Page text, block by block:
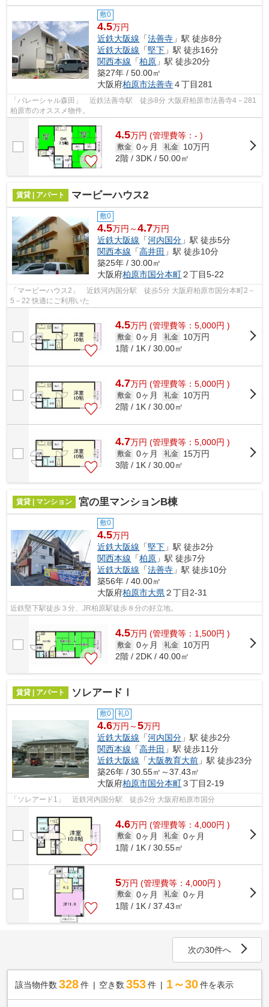
敷0
4.5万円
近鉄大阪線 「法善寺 」駅 徒歩8分
近鉄大阪線 「堅下 」駅 徒歩16分
関西本線 「柏原 」駅 徒歩20分
築27年 / 50.00㎡
大阪府柏原市法善寺４丁目281
「パレーシャル森田」 近鉄法善寺駅 徒歩8分 大阪府柏原市法善寺4－281
柏原市のオススメ物件。
4.5万円 (管理費等：- )
敷金 0ヶ月 礼金
10万円
2階 / 3DK / 50.00㎡
賃貸 | アパート マービーハウス2
敷0
4.5万円～4.7万円
近鉄大阪線 「河内国分 」駅 徒歩5分
関西本線 「高井田 」駅 徒歩10分
築25年 / 30.00㎡
大阪府柏原市国分本町２丁目5-22
「マービーハウス2」 近鉄河内国分駅 徒歩5分 大阪府柏原市国分本町2－
5－22 快適にご利用いた
4.5万円 (管理費等：5,000円 )
敷金 0ヶ月 礼金
10万円
1階 / 1K / 30.00㎡
4.7万円 (管理費等：5,000円 )
敷金 0ヶ月 礼金
10万円
2階 / 1K / 30.00㎡
4.7万円 (管理費等：5,000円 )
敷金 0ヶ月 礼金
15万円
3階 / 1K / 30.00㎡
賃貸 | マンション 宮の里マンションB棟
敷0
4.5万円
近鉄大阪線 「堅下 」駅 徒歩2分
関西本線 「柏原 」駅 徒歩7分
近鉄大阪線 「法善寺 」駅 徒歩10分
築56年 / 40.00㎡
大阪府柏原市大県 ２丁目2-31
近鉄堅下駅徒歩３分、JR柏原駅徒歩８分の好立地。
4.5万円 (管理費等：1,500円 )
敷金 0ヶ月 礼金
10万円
2階 / 2DK / 40.00㎡
賃貸 | アパート ソレアードⅠ
敷0 礼0
4.6万円～5万円
近鉄大阪線 「河内国分 」駅 徒歩2分
関西本線 「高井田 」駅 徒歩11分
近鉄大阪線 「大阪教育大前 」駅 徒歩23分
築26年 / 30.55㎡～37.43㎡
大阪府柏原市国分本町３丁目2-19
「ソレアード1」 近鉄河内国分駅 徒歩2分 大阪府柏原市国分
4.6万円 (管理費等：4,000円 )
敷金 0ヶ月 礼金 0ヶ月
1階 / 1K / 30.55㎡
5万円 (管理費等：4,000円 )
敷金 0ヶ月 礼金 0ヶ月
1階 / 1K / 37.43㎡
次の30件へ
該当物件数 328件 空き数 353 件 1～30 件を表示